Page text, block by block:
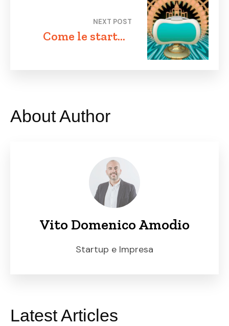
Innovazione nel
Mondo Moderno
NEXT POST
Come le startup
About Author
Vito Domenico Amodio
Startup e Impresa
Latest Articles